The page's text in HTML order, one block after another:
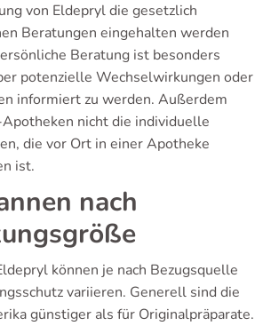
von Eldepryl die gesetzlich
Beratungen eingehalten werden
Beratung ist besonders
potenzielle Wechselwirkungen oder
informiert zu werden. Außerdem
nicht die individuelle
die vor Ort in einer Apotheke
ist.
nach
können je nach Bezugsquelle
variieren. Generell sind die
günstiger als für Originalpräparate.